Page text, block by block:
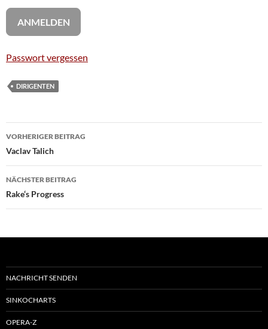
Passwort vergessen
DIRIGENTEN
Beitragsnavigation
VORHERIGER BEITRAG
Vaclav Talich
NÄCHSTER BEITRAG
Rake‘s Progress
NACHRICHT SENDEN
SINKOCHARTS
OPERA-Z